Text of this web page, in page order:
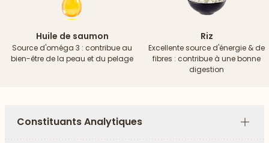
Huile de saumon
Source d'oméga 3 : contribue au
bien-être de la peau et du pelage
Riz
Excellente source d'énergie & de
fibres : contribue à une bonne
digestion
Constituants Analytiques
Plus